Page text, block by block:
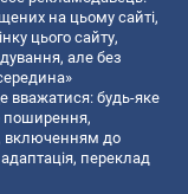
на цьому сайті,
цього сайту,
але без
вважатися: будь-яке
поширення,
включенням до
переклад